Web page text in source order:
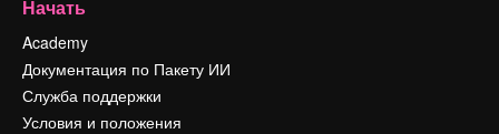
Начать
Academy
Документация по Пакету ИИ
Служба поддержки
Условия и положения